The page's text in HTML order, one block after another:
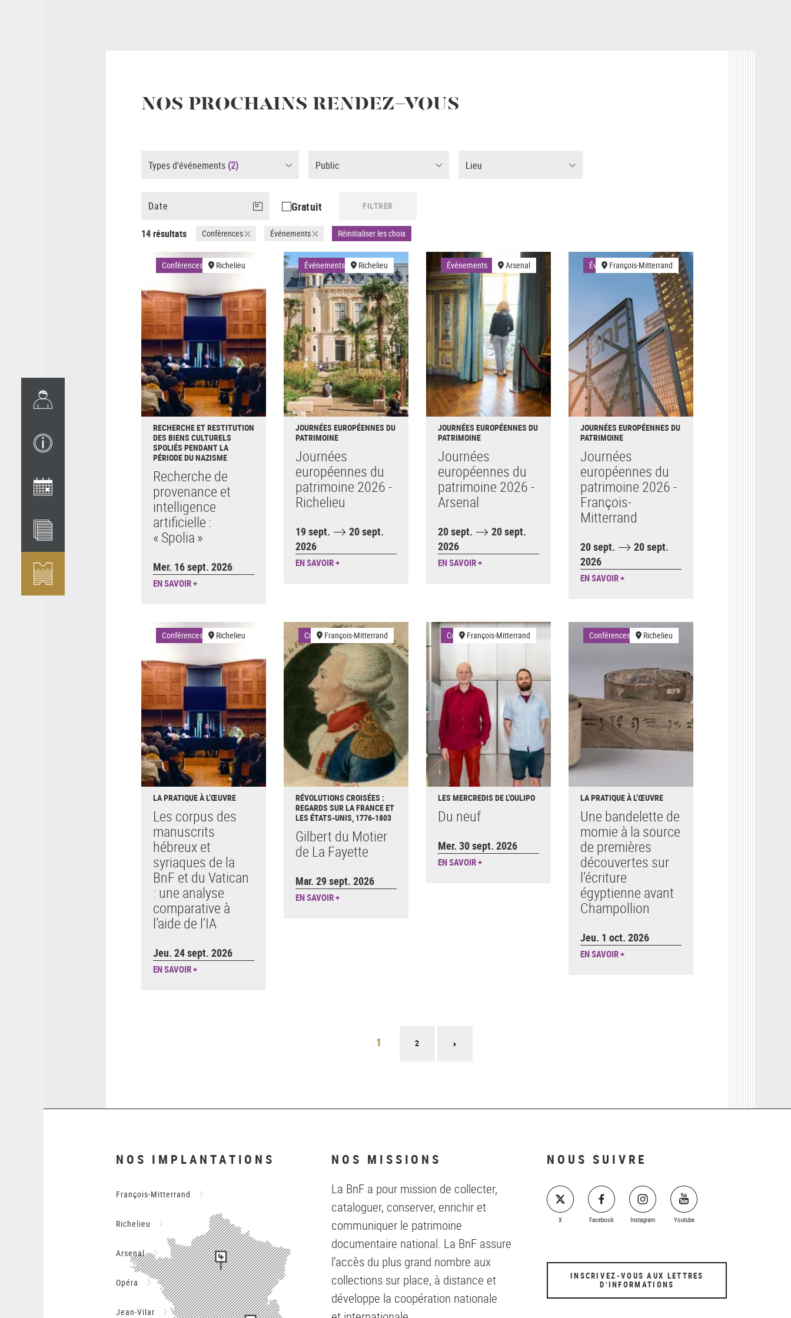
NOS PROCHAINS RENDEZ-VOUS
Types d'événements (2) Public Lieu
Gratuit FILTRER
14 résultats Conférences Événements Réinitialiser les choix
Conférences Richelieu
RECHERCHE ET RESTITUTION
DES BIENS CULTURELS
SPOLIÉS PENDANT LA
PÉRIODE DU NAZISME
Recherche de
provenance et
intelligence
artificielle :
« Spolia »
Mer. 16 sept. 2026
EN SAVOIR +
Événements Richelieu
JOURNÉES EUROPÉENNES DU
PATRIMOINE
Journées
européennes du
patrimoine 2026 -
Richelieu
19 sept.
20 sept.
2026
EN SAVOIR +
Événements Arsenal
JOURNÉES EUROPÉENNES DU
PATRIMOINE
Journées
européennes du
patrimoine 2026 -
Arsenal
20 sept.
20 sept.
2026
EN SAVOIR +
ÉvénementsFrançois-Mitterrand
JOURNÉES EUROPÉENNES DU
PATRIMOINE
Journées
européennes du
patrimoine 2026 -
François-
Mitterrand
20 sept.
20 sept.
2026
EN SAVOIR +
Conférences Richelieu
LA PRATIQUE À L’ŒUVRE
Les corpus des
manuscrits
hébreux et
syriaques de la
BnF et du Vatican
: une analyse
comparative à
l’aide de l’IA
Jeu. 24 sept. 2026
EN SAVOIR +
ConférencesFrançois-Mitterrand
RÉVOLUTIONS CROISÉES :
REGARDS SUR LA FRANCE ET
LES ÉTATS-UNIS, 1776-1803
Gilbert du Motier
de La Fayette
Mar. 29 sept. 2026
EN SAVOIR +
ConférencesFrançois-Mitterrand
LES MERCREDIS DE L'OULIPO
Du neuf
Mer. 30 sept. 2026
EN SAVOIR +
Conférences Richelieu
LA PRATIQUE À L’ŒUVRE
Une bandelette de
momie à la source
de premières
découvertes sur
l’écriture
égyptienne avant
Champollion
Jeu. 1 oct. 2026
EN SAVOIR +
1 2
NOS IMPLANTATIONS
François-Mitterrand
Richelieu
Arsenal
Opéra
Jean-Vilar
NOS MISSIONS
La BnF a pour mission de collecter,
cataloguer, conserver, enrichir et
communiquer le patrimoine
documentaire national. La BnF assure
l’accès du plus grand nombre aux
collections sur place, à distance et
développe la coopération nationale
NOUS SUIVRE
X Facebook Instagram Youtube
INSCRIVEZ-VOUS AUX LETTRES
D’INFORMATIONS